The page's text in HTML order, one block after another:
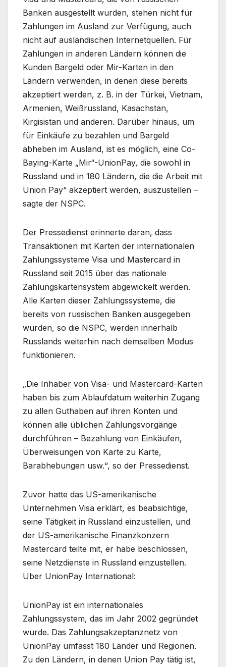
Banken ausgestellt wurden, stehen nicht für
Zahlungen im Ausland zur Verfügung, auch
nicht auf ausländischen Internetquellen. Für
Zahlungen in anderen Ländern können die
Kunden Bargeld oder Mir-Karten in den
Ländern verwenden, in denen diese bereits
akzeptiert werden, z. B. in der Türkei, Vietnam,
Armenien, Weißrussland, Kasachstan,
Kirgisistan und anderen. Darüber hinaus, um
für Einkäufe zu bezahlen und Bargeld
abheben im Ausland, ist es möglich, eine Co-
Baying-Karte „Mir“-UnionPay, die sowohl in
Russland und in 180 Ländern, die die Arbeit mit
Union Pay“ akzeptiert werden, auszustellen –
sagte der NSPC.
Der Pressedienst erinnerte daran, dass
Transaktionen mit Karten der internationalen
Zahlungssysteme Visa und Mastercard in
Russland seit 2015 über das nationale
Zahlungskartensystem abgewickelt werden.
Alle Karten dieser Zahlungssysteme, die
bereits von russischen Banken ausgegeben
wurden, so die NSPC, werden innerhalb
Russlands weiterhin nach demselben Modus
funktionieren.
„Die Inhaber von Visa- und Mastercard-Karten
haben bis zum Ablaufdatum weiterhin Zugang
zu allen Guthaben auf ihren Konten und
können alle üblichen Zahlungsvorgänge
durchführen – Bezahlung von Einkäufen,
Überweisungen von Karte zu Karte,
Barabhebungen usw.“, so der Pressedienst.
Zuvor hatte das US-amerikanische
Unternehmen Visa erklärt, es beabsichtige,
seine Tätigkeit in Russland einzustellen, und
der US-amerikanische Finanzkonzern
Mastercard teilte mit, er habe beschlossen,
seine Netzdienste in Russland einzustellen.
Über UnionPay International:
UnionPay ist ein internationales
Zahlungssystem, das im Jahr 2002 gegründet
wurde. Das Zahlungsakzeptanznetz von
UnionPay umfasst 180 Länder und Regionen.
Zu den Ländern, in denen Union Pay tätig ist,